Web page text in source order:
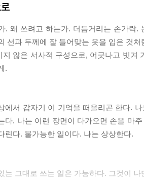
. 왜 쓰려고 하는가. 더듬거리는 손가락.
선과 두께에 잘 들어맞는 옷을 입은 것
지 않은 서사적 구성으로, 어긋나고 빗겨
.
에서 갑자기 이 기억을 떠올리곤 한다.
다. 나는 이런 장면이 다가오면 손을 마
린다. 불가능한 일이다. 나는 상상한다.
는 그대로 쓰는 일은 가능하다. 그것이